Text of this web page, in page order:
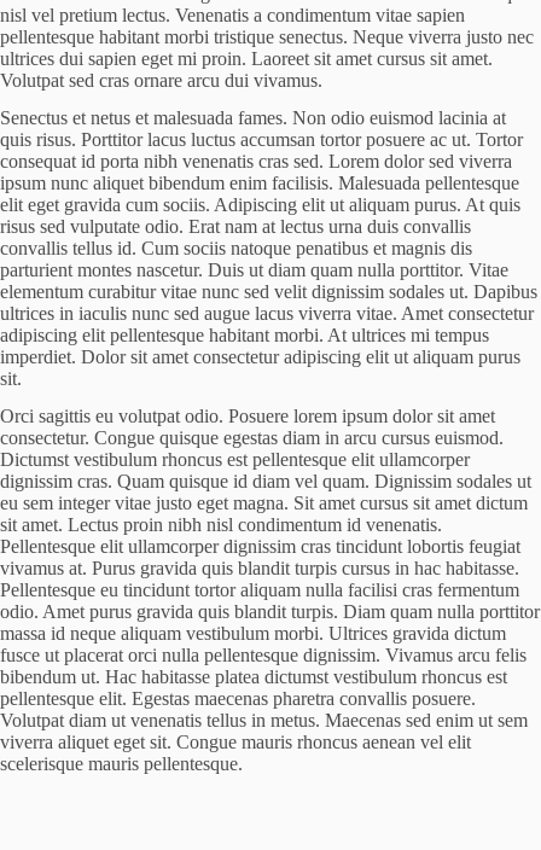
nisl vel pretium lectus. Venenatis a condimentum vitae sapien
pellentesque habitant morbi tristique senectus. Neque viverra justo nec
ultrices dui sapien eget mi proin. Laoreet sit amet cursus sit amet.
Volutpat sed cras ornare arcu dui vivamus.
Senectus et netus et malesuada fames. Non odio euismod lacinia at
quis risus. Porttitor lacus luctus accumsan tortor posuere ac ut. Tortor
consequat id porta nibh venenatis cras sed. Lorem dolor sed viverra
ipsum nunc aliquet bibendum enim facilisis. Malesuada pellentesque
elit eget gravida cum sociis. Adipiscing elit ut aliquam purus. At quis
risus sed vulputate odio. Erat nam at lectus urna duis convallis
convallis tellus id. Cum sociis natoque penatibus et magnis dis
parturient montes nascetur. Duis ut diam quam nulla porttitor. Vitae
elementum curabitur vitae nunc sed velit dignissim sodales ut. Dapibus
ultrices in iaculis nunc sed augue lacus viverra vitae. Amet consectetur
adipiscing elit pellentesque habitant morbi. At ultrices mi tempus
imperdiet. Dolor sit amet consectetur adipiscing elit ut aliquam purus
sit.
Orci sagittis eu volutpat odio. Posuere lorem ipsum dolor sit amet
consectetur. Congue quisque egestas diam in arcu cursus euismod.
Dictumst vestibulum rhoncus est pellentesque elit ullamcorper
dignissim cras. Quam quisque id diam vel quam. Dignissim sodales ut
eu sem integer vitae justo eget magna. Sit amet cursus sit amet dictum
sit amet. Lectus proin nibh nisl condimentum id venenatis.
Pellentesque elit ullamcorper dignissim cras tincidunt lobortis feugiat
vivamus at. Purus gravida quis blandit turpis cursus in hac habitasse.
Pellentesque eu tincidunt tortor aliquam nulla facilisi cras fermentum
odio. Amet purus gravida quis blandit turpis. Diam quam nulla porttitor
massa id neque aliquam vestibulum morbi. Ultrices gravida dictum
fusce ut placerat orci nulla pellentesque dignissim. Vivamus arcu felis
bibendum ut. Hac habitasse platea dictumst vestibulum rhoncus est
pellentesque elit. Egestas maecenas pharetra convallis posuere.
Volutpat diam ut venenatis tellus in metus. Maecenas sed enim ut sem
viverra aliquet eget sit. Congue mauris rhoncus aenean vel elit
scelerisque mauris pellentesque.